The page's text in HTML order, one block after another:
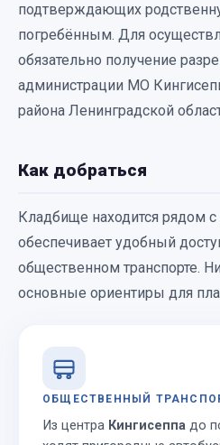
подтверждающих
погребённым. Для
обязательно получение
администрации МО
района Ленинградской
Как добраться
Кладбище находится рядом
обеспечивает удобный
общественном транспорте.
основные ориентиры для
ОБЩЕСТВЕННЫЙ
Из центра Кингисеппа до